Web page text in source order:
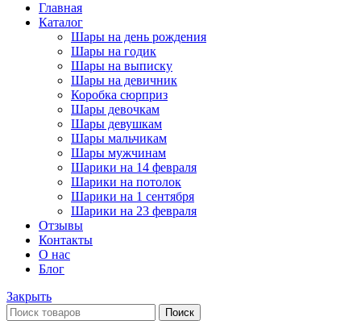
Главная
Каталог
Шары на день рождения
Шары на годик
Шары на выписку
Шары на девичник
Коробка сюрприз
Шары девочкам
Шары девушкам
Шары мальчикам
Шары мужчинам
Шарики на 14 февраля
Шарики на потолок
Шарики на 1 сентября
Шарики на 23 февраля
Отзывы
Контакты
О нас
Блог
Закрыть
Поиск